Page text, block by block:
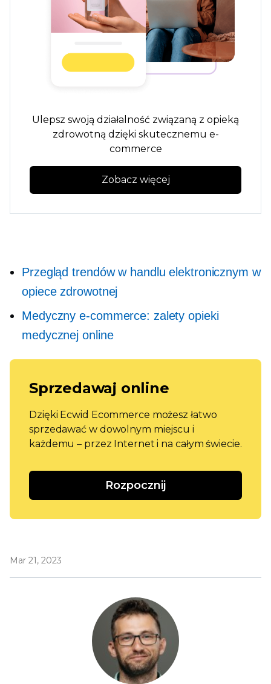
Ulepsz swoją działalność związaną z opieką
zdrowotną dzięki skutecznemu e-
commerce
Zobacz więcej
Przegląd trendów w handlu elektronicznym w
opiece zdrowotnej
Medyczny e-commerce: zalety opieki
medycznej online
Sprzedawaj online
Dzięki Ecwid Ecommerce możesz łatwo
sprzedawać w dowolnym miejscu i
każdemu – przez Internet i na całym świecie.
Rozpocznij
Mar 21, 2023